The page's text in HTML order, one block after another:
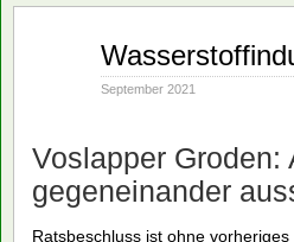
September 2021
Voslapper
gegeneinander
Ratsbeschluss ist ohne